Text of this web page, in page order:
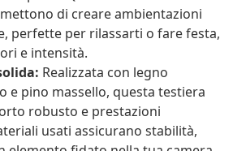
di creare ambientazioni
perfette per rilassarti o fare festa,
e intensità.
Realizzata con legno
e pino massello, questa testiera
robusto e prestazioni
usati assicurano stabilità,